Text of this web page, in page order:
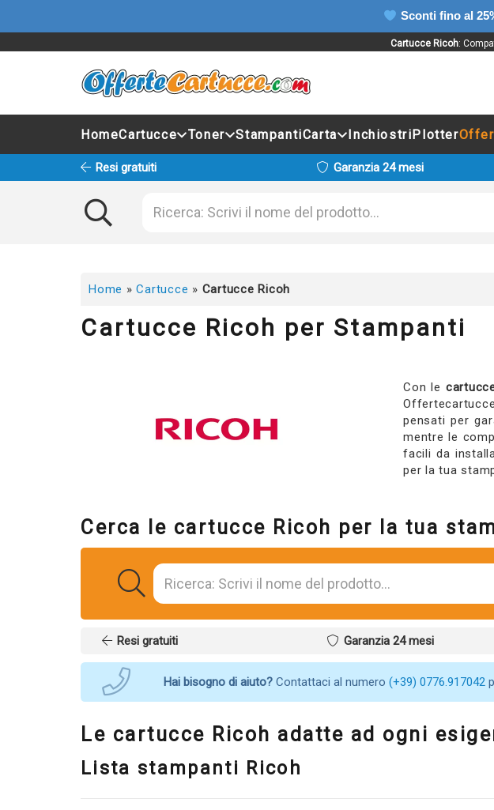
Sconti fino al
Cartucce Ricoh:
HomeCartucce Toner StampantiCarta InchiostriPlotter
Resi gratuiti Garanzia 24 mesi
Home »Cartucce » Cartucce Ricoh
Cartucce Ricoh per Stampanti
Con le
pensati per
mentre le
facili da
per la tua
Cerca le cartucce Ricoh per la tua
Resi gratuiti Garanzia 24 mesi
Hai bisogno di aiuto? Contattaci al numero (+39) 0776.917042
Le cartucce Ricoh adatte ad ogni
Lista stampanti Ricoh